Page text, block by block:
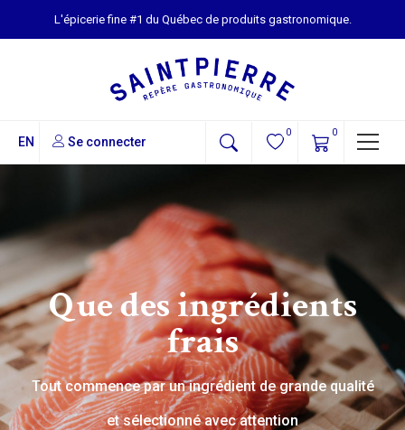
L'épicerie fine #1 du Québec de produits gastronomique.
EN Se connecter
0 0
Que des ingrédients
frais
Tout commence par un ingrédient de grande qualité
et sélectionné avec attention